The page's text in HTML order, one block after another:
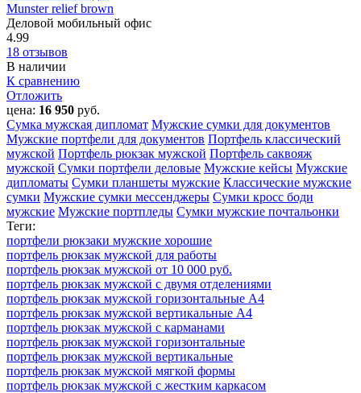
Munster relief brown
Деловой мобильный офис
4.99
18 отзывов
В наличии
К сравнению
Отложить
цена: 16 950 руб.
Сумка мужская дипломат Мужские сумки для документов
Мужские портфели для документов Портфель классический
мужской Портфель рюкзак мужской Портфель саквояж
мужской Сумки портфели деловые Мужские кейсы Мужские
дипломаты Сумки планшеты мужские Классические мужские
сумки Мужские сумки мессенджеры Сумки кросс боди
мужские Мужские портпледы Сумки мужские почтальонки
Теги:
портфели рюкзаки мужские хорошие
портфель рюкзак мужской для работы
портфель рюкзак мужской от 10 000 руб.
портфель рюкзак мужской с двумя отделениями
портфель рюкзак мужской горизонтальные А4
портфель рюкзак мужской вертикальные А4
портфель рюкзак мужской с карманами
портфель рюкзак мужской горизонтальные
портфель рюкзак мужской вертикальные
портфель рюкзак мужской мягкой формы
портфель рюкзак мужской с жестким каркасом